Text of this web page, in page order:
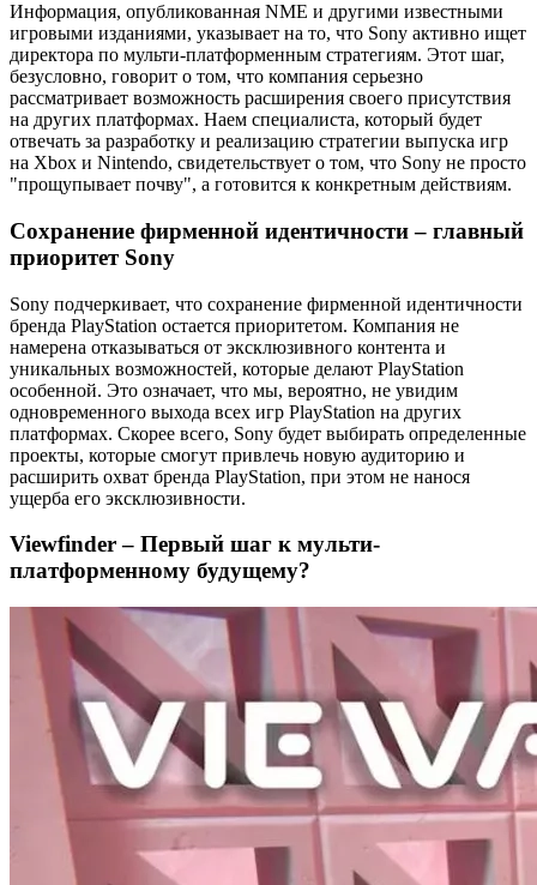
Информация, опубликованная NME и другими известными
игровыми изданиями, указывает на то, что Sony активно ищет
директора по мульти-платформенным стратегиям. Этот шаг,
безусловно, говорит о том, что компания серьезно
рассматривает возможность расширения своего присутствия
на других платформах. Наем специалиста, который будет
отвечать за разработку и реализацию стратегии выпуска игр
на Xbox и Nintendo, свидетельствует о том, что Sony не просто
"прощупывает почву", а готовится к конкретным действиям.
Сохранение фирменной идентичности – главный
приоритет Sony
Sony подчеркивает, что сохранение фирменной идентичности
бренда PlayStation остается приоритетом. Компания не
намерена отказываться от эксклюзивного контента и
уникальных возможностей, которые делают PlayStation
особенной. Это означает, что мы, вероятно, не увидим
одновременного выхода всех игр PlayStation на других
платформах. Скорее всего, Sony будет выбирать определенные
проекты, которые смогут привлечь новую аудиторию и
расширить охват бренда PlayStation, при этом не нанося
ущерба его эксклюзивности.
Viewfinder – Первый шаг к мульти-
платформенному будущему?